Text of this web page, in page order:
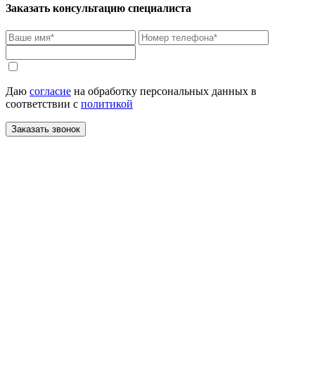
Заказать консультацию специалиста
Даю согласие на обработку персональных данных в
соответствии с политикой
Заказать звонок